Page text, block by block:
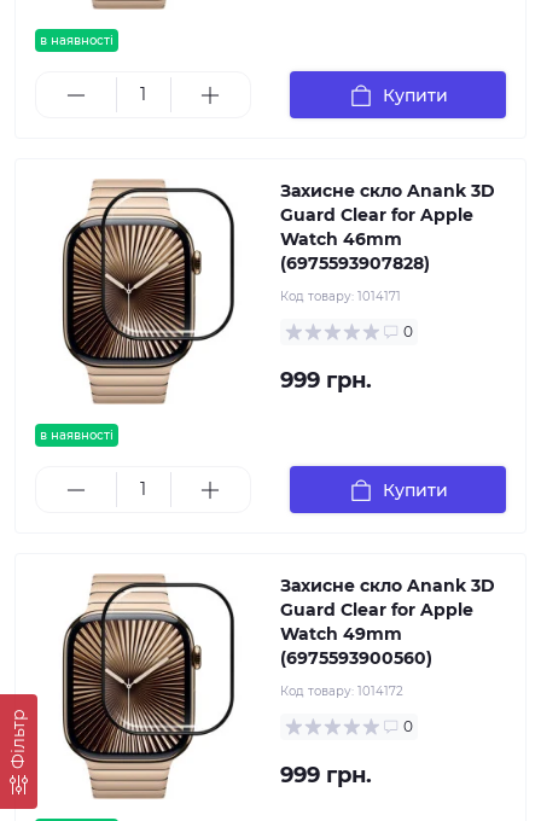
Фільтр
в наявності
Купити
в наявності
Захисне скло Anank 3D
Guard Clear for Apple
Watch 46mm
(6975593907828)
Код товару: 1014171
0
999 грн.
Купити
Захисне скло Anank 3D
Guard Clear for Apple
Watch 49mm
(6975593900560)
Код товару: 1014172
0
999 грн.